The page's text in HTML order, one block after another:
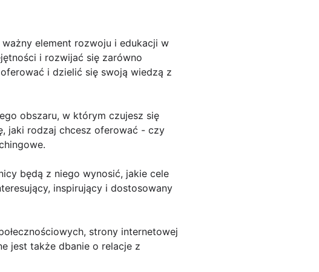
element rozwoju i edukacji w
i rozwijać się zarówno
i dzielić się swoją wiedzą z
obszaru, w którym czujesz się
jaki rodzaj chcesz oferować - czy
będą z niego wynosić, jakie cele
inspirujący i dostosowany
strony internetowej
jest także dbanie o relacje z